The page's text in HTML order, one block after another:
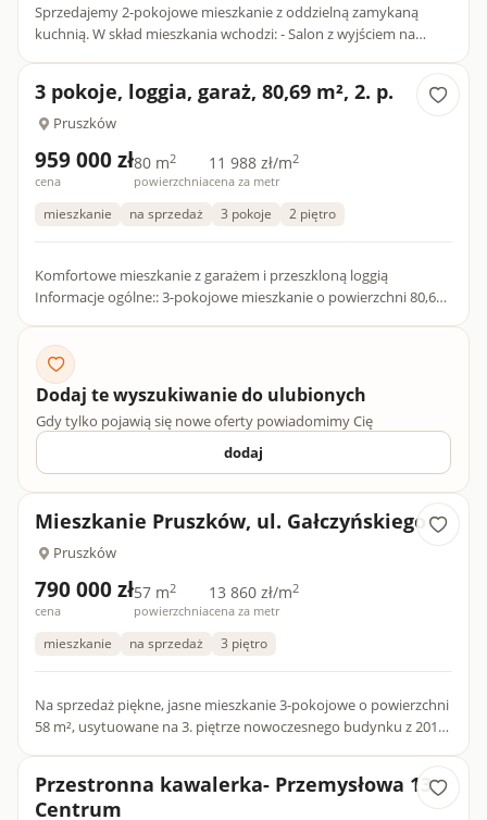
Sprzedajemy 2-pokojowe mieszkanie z oddzielną zamykaną
kuchnią. W skład mieszkania wchodzi: - Salon z wyjściem na
3 pokoje, loggia, garaż, 80,69 m², 2. p.
Pruszków
959 000 zł
cena
80 m2
powierzchnia
11 988 zł/m2
cena za metr
mieszkanie na sprzedaż 3 pokoje 2 piętro
Komfortowe mieszkanie z garażem i przeszkloną loggią
Informacje ogólne:: 3-pokojowe mieszkanie o powierzchni 80,69
Budyn...
Dodaj te wyszukiwanie do ulubionych
Gdy tylko pojawią się nowe oferty powiadomimy Cię
dodaj
Mieszkanie Pruszków, ul. Gałczyńskiego
Pruszków
790 000 zł
cena
57 m2
powierzchnia
13 860 zł/m2
cena za metr
mieszkanie na sprzedaż 3 piętro
Na sprzedaż piękne, jasne mieszkanie 3-pokojowe o powierzchni
58 m², usytuowane na 3. piętrze nowoczesnego budynku z 2012
Przestronna kawalerka- Przemysłowa 13,
Centrum